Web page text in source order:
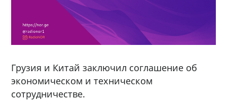
Грузия и Китай заключил соглашение об
экономическом и техническом
сотрудничестве.